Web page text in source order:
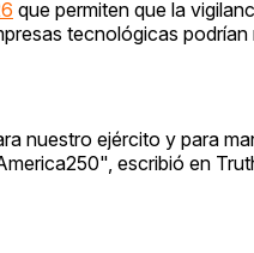
que permiten que la
tecnológicas
nuestro ejército y para
escribió en